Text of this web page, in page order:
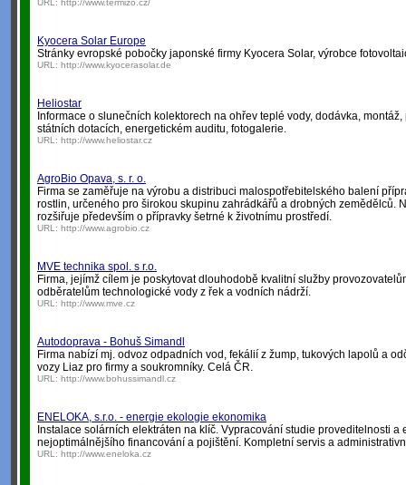
URL: http://www.termizo.cz/
Kyocera Solar Europe
Stránky evropské pobočky japonské firmy Kyocera Solar, výrobce
URL: http://www.kyocerasolar.de
Heliostar
Informace o slunečních kolektorech na ohřev teplé vody, dodávka,
státních dotacích, energetickém auditu, fotogalerie.
URL: http://www.heliostar.cz
AgroBio Opava, s. r. o.
Firma se zaměřuje na výrobu a distribuci malospotřebitelského balení
rostlin, určeného pro širokou skupinu zahrádkářů a drobných zemědělců.
rozšiřuje především o přípravky šetrné k životnímu prostředí.
URL: http://www.agrobio.cz
MVE technika spol. s r.o.
Firma, jejímž cílem je poskytovat dlouhodobě kvalitní služby
odběratelům technologické vody z řek a vodních nádrží.
URL: http://www.mve.cz
Autodoprava - Bohuš Simandl
Firma nabízí mj. odvoz odpadních vod, fekálií z žump, tukových lapolů a
vozy Liaz pro firmy a soukromníky. Celá ČR.
URL: http://www.bohussimandl.cz
ENELOKA, s.r.o. - energie ekologie ekonomika
Instalace solárních elektráten na klíč. Vypracování studie proveditelnosti a
nejoptimálnějšího financování a pojištění. Kompletní servis a
URL: http://www.eneloka.cz